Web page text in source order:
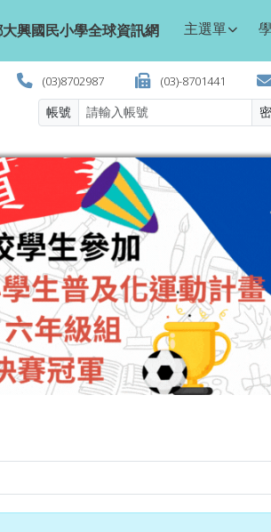
興國民小學全球資訊網 主選單
(03)8702987 (03)-8701441
帳號